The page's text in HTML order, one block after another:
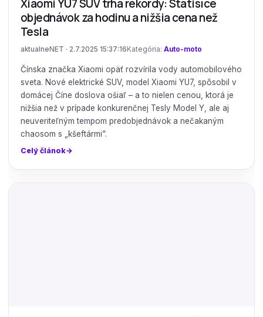
Xiaomi YU7 SUV trhá rekordy: Státisíce
objednávok za hodinu a nižšia cena než
Tesla
aktualneNET · 2.7.2025 15:37:16 Kategória: Auto-moto
Čínska značka Xiaomi opäť rozvírila vody automobilového
sveta. Nové elektrické SUV, model Xiaomi YU7, spôsobil v
domácej Číne doslova ošiaľ – a to nielen cenou, ktorá je
nižšia než v prípade konkurenčnej Tesly Model Y, ale aj
neuveriteľným tempom predobjednávok a nečakaným
chaosom s „kšeftármi“.
Celý článok